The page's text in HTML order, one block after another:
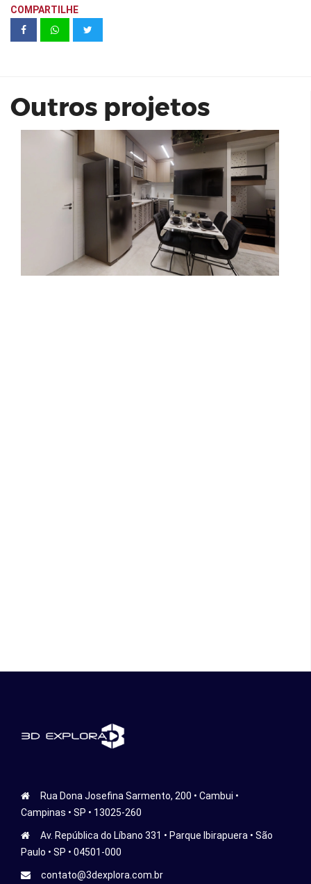
COMPARTILHE
Outros projetos
Vivaz Estação Vila Prudente 33 m²
Dueto Morumbi - 2 dormitórios 45M² -
Marques Construtora
Rua Dona Josefina Sarmento, 200 • Cambui •
Campinas • SP • 13025-260
Av. República do Líbano 331 • Parque Ibirapuera • São
Paulo • SP • 04501-000
contato@3dexplora.com.br